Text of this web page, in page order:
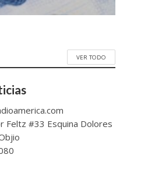
VER TODO
Feltz #33 Esquina Dolores